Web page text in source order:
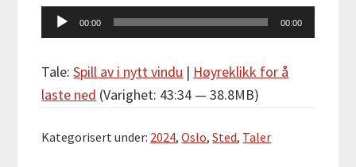
Lydavspiller
00:00 00:00
Tale:Spill av i nytt vindu | Høyreklikk for å
laste ned (Varighet: 43:34 — 38.8MB)
Kategorisert under: 2024,Oslo,Sted, Taler